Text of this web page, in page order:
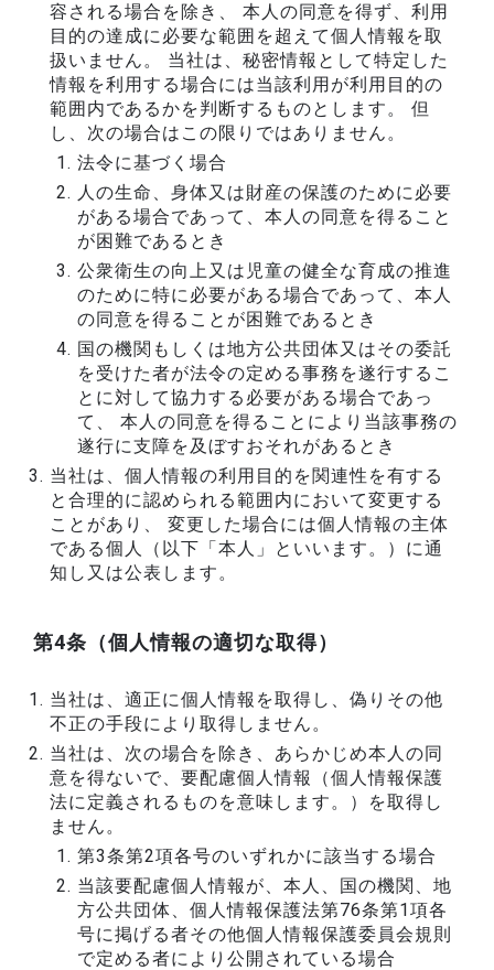
容される場合を除き、 本人の同意を得ず、利用
目的の達成に必要な範囲を超えて個人情報を取
扱いません。 当社は、秘密情報として特定した
情報を利用する場合には当該利用が利用目的の
範囲内であるかを判断するものとします。 但
し、次の場合はこの限りではありません。
法令に基づく場合
人の生命、身体又は財産の保護のために必要
がある場合であって、本人の同意を得ること
が困難であるとき
公衆衛生の向上又は児童の健全な育成の推進
のために特に必要がある場合であって、本人
の同意を得ることが困難であるとき
国の機関もしくは地方公共団体又はその委託
を受けた者が法令の定める事務を遂行するこ
とに対して協力する必要がある場合であっ
て、 本人の同意を得ることにより当該事務の
遂行に支障を及ぼすおそれがあるとき
当社は、個人情報の利用目的を関連性を有する
と合理的に認められる範囲内において変更する
ことがあり、 変更した場合には個人情報の主体
である個人（以下「本人」といいます。）に通
知し又は公表します。
第4条（個人情報の適切な取得）
当社は、適正に個人情報を取得し、偽りその他
不正の手段により取得しません。
当社は、次の場合を除き、あらかじめ本人の同
意を得ないで、要配慮個人情報（個人情報保護
法に定義されるものを意味します。）を取得し
ません。
第3条第2項各号のいずれかに該当する場合
当該要配慮個人情報が、本人、国の機関、地
方公共団体、個人情報保護法第76条第1項各
号に掲げる者その他個人情報保護委員会規則
で定める者により公開されている場合